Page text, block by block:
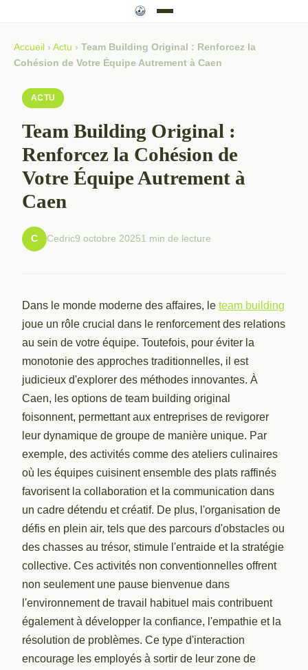
Accueil › Actu › Team Building Original : Renforcez la
Cohésion de Votre Équipe Autrement à Caen
ACTU
Team Building Original :
Renforcez la Cohésion de
Votre Équipe Autrement à
Caen
C Cedric9 octobre 20251 min de lecture
Dans le monde moderne des affaires, le team building
joue un rôle crucial dans le renforcement des relations
au sein de votre équipe. Toutefois, pour éviter la
monotonie des approches traditionnelles, il est
judicieux d'explorer des méthodes innovantes. À
Caen, les options de team building original
foisonnent, permettant aux entreprises de revigorer
leur dynamique de groupe de manière unique. Par
exemple, des activités comme des ateliers culinaires
où les équipes cuisinent ensemble des plats raffinés
favorisent la collaboration et la communication dans
un cadre détendu et créatif. De plus, l'organisation de
défis en plein air, tels que des parcours d'obstacles ou
des chasses au trésor, stimule l'entraide et la stratégie
collective. Ces activités non conventionnelles offrent
non seulement une pause bienvenue dans
l'environnement de travail habituel mais contribuent
également à développer la confiance, l'empathie et la
résolution de problèmes. Ce type d'interaction
encourage les employés à sortir de leur zone de